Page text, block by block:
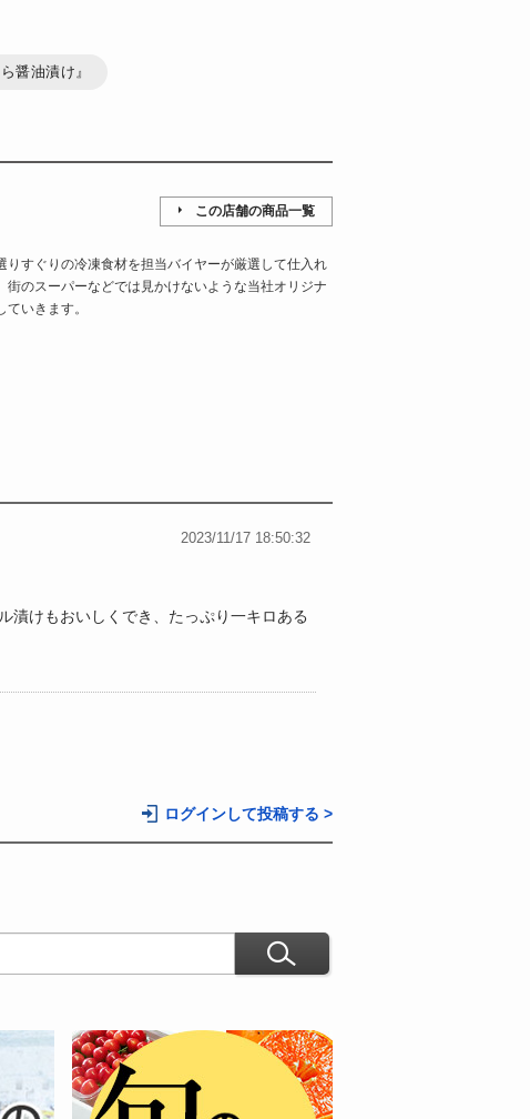
醤油漬け』
この店舗の商品一覧
すぐりの冷凍食材を担当バイヤーが厳選して仕入れ
のスーパーなどでは見かけないような当社オリジナ
いきます。
2023/11/17 18:50:32
漬けもおいしくでき、たっぷり一キロある
ログインして投稿する >